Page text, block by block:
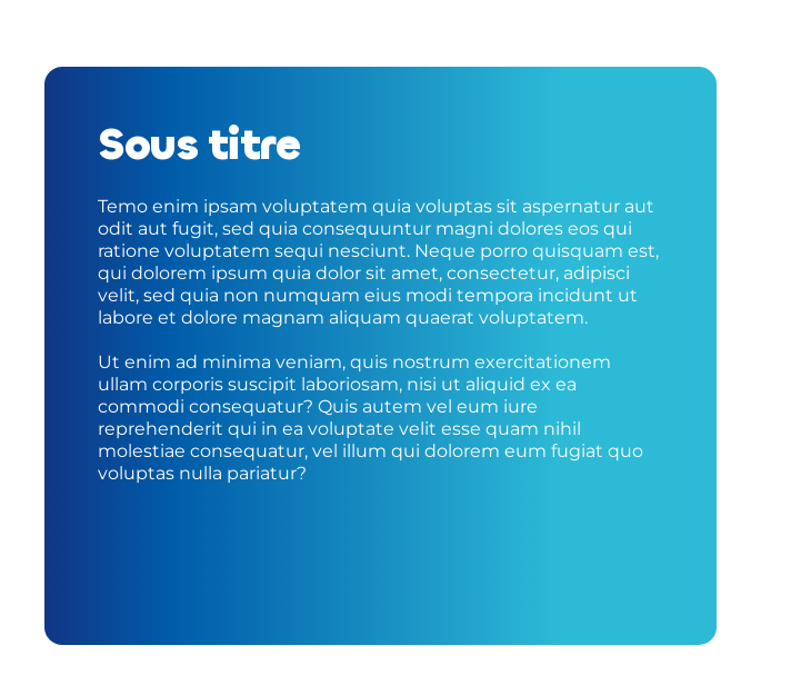
Sous titre
Temo enim ipsam voluptatem quia voluptas sit aspernatur aut
odit aut fugit, sed quia consequuntur magni dolores eos qui
ratione voluptatem sequi nesciunt. Neque porro quisquam est,
qui dolorem ipsum quia dolor sit amet, consectetur, adipisci
velit, sed quia non numquam eius modi tempora incidunt ut
labore et dolore magnam aliquam quaerat voluptatem.
Ut enim ad minima veniam, quis nostrum exercitationem
ullam corporis suscipit laboriosam, nisi ut aliquid ex ea
commodi consequatur? Quis autem vel eum iure
reprehenderit qui in ea voluptate velit esse quam nihil
molestiae consequatur, vel illum qui dolorem eum fugiat quo
voluptas nulla pariatur?